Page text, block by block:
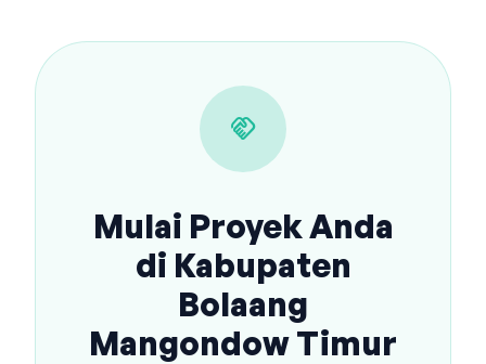
handshake
Mulai Proyek Anda
di Kabupaten
Bolaang
Mangondow Timur